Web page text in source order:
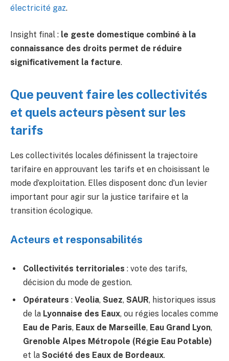
électricité gaz.
Insight final : le geste domestique combiné à la
connaissance des droits permet de réduire
significativement la facture.
Que peuvent faire les collectivités
et quels acteurs pèsent sur les
tarifs
Les collectivités locales définissent la trajectoire
tarifaire en approuvant les tarifs et en choisissant le
mode d’exploitation. Elles disposent donc d’un levier
important pour agir sur la justice tarifaire et la
transition écologique.
Acteurs et responsabilités
Collectivités territoriales : vote des tarifs,
décision du mode de gestion.
Opérateurs : Veolia, Suez, SAUR, historiques issus
de la Lyonnaise des Eaux, ou régies locales comme
Eau de Paris, Eaux de Marseille, Eau Grand Lyon,
Grenoble Alpes Métropole (Régie Eau Potable)
et la Société des Eaux de Bordeaux.